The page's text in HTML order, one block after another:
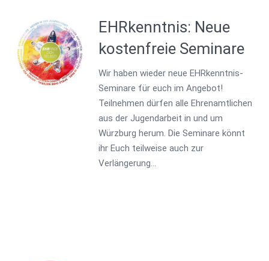
EHRkenntnis: Neue
kostenfreie Seminare
Wir haben wieder neue EHRkenntnis-
Seminare für euch im Angebot!
Teilnehmen dürfen alle Ehrenamtlichen
aus der Jugendarbeit in und um
Würzburg herum. Die Seminare könnt
ihr Euch teilweise auch zur
Verlängerung…